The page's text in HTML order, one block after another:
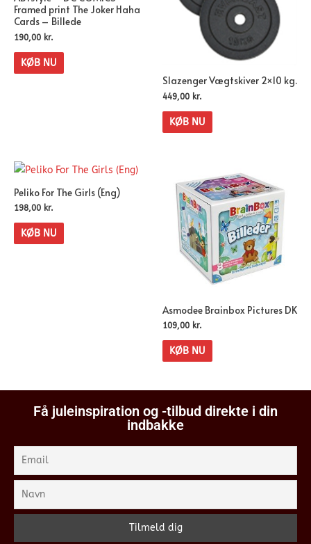
Framed print The Joker Haha
Cards – Billede
190,00 kr.
KØB NU
Slazenger Vægtskiver 2×10 kg.
449,00 kr.
KØB NU
Peliko For The Girls (Eng)
198,00 kr.
KØB NU
Asmodee Brainbox Pictures DK
109,00 kr.
KØB NU
Få juleinspiration og -tilbud direkte i din
indbakke